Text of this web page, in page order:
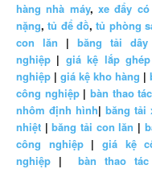
hàng nhà máy, xe đẩy
nặng,tủ để đồ,tủ phòng
con lăn | băng tải
nghiệp | giá kệ lắp
nghiệp |giá kệ kho hàng |
công nghiệp|bàn thao
nhôm định hình| băng tải
nhiệt |băng tải con lăn |
công nghiệp|giá kệ
nghiệp |bàn thao